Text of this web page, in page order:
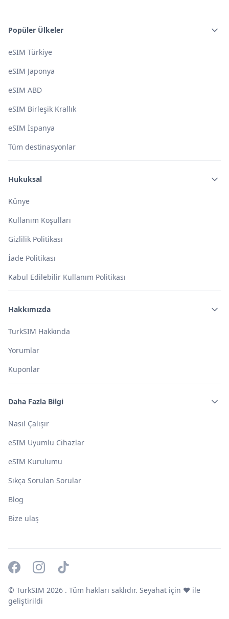
Popüler Ülkeler
eSIM Türkiye
eSIM Japonya
eSIM ABD
eSIM Birleşik Krallık
eSIM İspanya
Tüm destinasyonlar
Hukuksal
Künye
Kullanım Koşulları
Gizlilik Politikası
İade Politikası
Kabul Edilebilir Kullanım Politikası
Hakkımızda
TurkSIM Hakkında
Yorumlar
Kuponlar
Daha Fazla Bilgi
Nasıl Çalışır
eSIM Uyumlu Cihazlar
eSIM Kurulumu
Sıkça Sorulan Sorular
Blog
Bize ulaş
© TurkSIM 2026 . Tüm hakları saklıdır. Seyahat için ❤️ ile
geliştirildi